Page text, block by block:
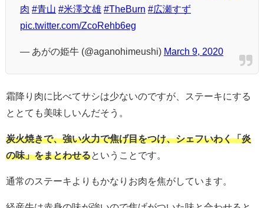
肉 #青山 #米澤文雄 #TheBurn #広瀬すず
pic.twitter.com/ZcoRehb6eg
— あがの姫牛 (@aganohimeushi) March 9, 2020
霜降り肉に比べてサシは少ないのですが、ステーキにする
ととても美味しいんだそう。
炭火焼きで、強い火力で焦げ目をつけ、シェフいわく「炎
の味」をまとわせるということです。
通常のステーキよりもかなりお肉を焦がしています。